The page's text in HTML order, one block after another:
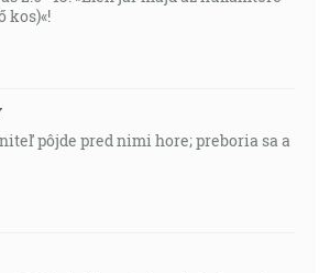
kos)«!
pôjde pred nimi hore; preboria sa a